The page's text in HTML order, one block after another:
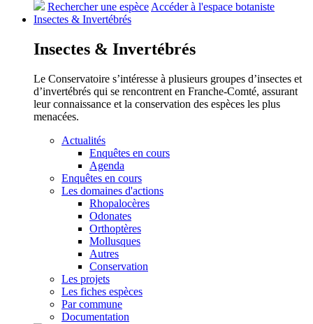
Rechercher une espèceAccéder à l'espace botaniste
Insectes & Invertébrés
Insectes & Invertébrés
Le Conservatoire s’intéresse à plusieurs groupes d’insectes et
d’invertébrés qui se rencontrent en Franche-Comté, assurant
leur connaissance et la conservation des espèces les plus
menacées.
Actualités
Enquêtes en cours
Agenda
Enquêtes en cours
Les domaines d'actions
Rhopalocères
Odonates
Orthoptères
Mollusques
Autres
Conservation
Les projets
Les fiches espèces
Par commune
Documentation